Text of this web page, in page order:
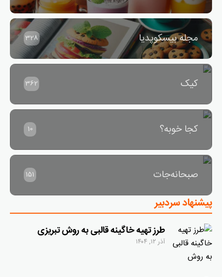
مجله بیسکوپدیا 328
کیک 362
کجا خوبه؟ 10
صبحانه‌جات 151
پیشنهاد سردبیر
طرز تهیه خاگینه قالبی به روش تبریزی
آذر ۱۲, ۱۴۰۴